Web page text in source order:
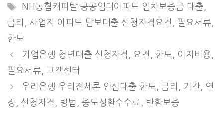
Tags
NH농협캐피탈 공공임대아파트 임차보증금 대출
금리
사업자 아파트 담보대출 신청자격요건 필요서류
한도
기업은행 청년대출 신청자격, 요건, 한도, 이자비용,
필요서류, 고객센터
우리은행 우리전세론 안심대출 한도, 금리, 기간, 연
장, 신청자격, 방법, 중도상환수수료, 반환보증